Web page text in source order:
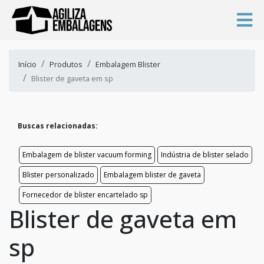
Início Produtos
Embalagem Blister
Blister de gaveta em sp
Buscas relacionadas:
Embalagem de blister vacuum forming
Indústria de blister selado
Blister personalizado
Embalagem blister de gaveta
Fornecedor de blister encartelado sp
Blister de gaveta em
sp